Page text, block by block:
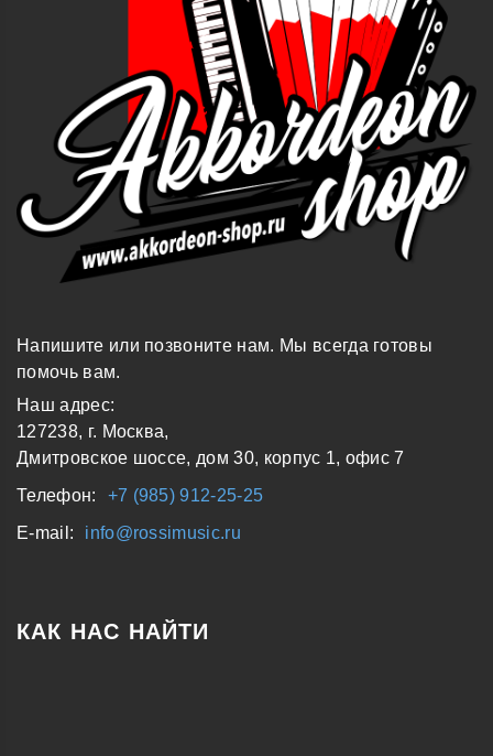
Напишите или позвоните нам. Мы всегда готовы
помочь вам.
Наш адрес:
127238, г. Москва,
Дмитровское шоссе, дом 30, корпус 1, офис 7
Телефон:
+7 (985) 912-25-25
E-mail:
info@rossimusic.ru
КАК НАС НАЙТИ